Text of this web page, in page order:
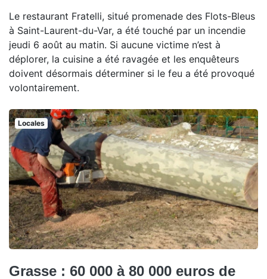
Le restaurant Fratelli, situé promenade des Flots-Bleus
à Saint-Laurent-du-Var, a été touché par un incendie
jeudi 6 août au matin. Si aucune victime n’est à
déplorer, la cuisine a été ravagée et les enquêteurs
doivent désormais déterminer si le feu a été provoqué
volontairement.
Locales
Grasse : 60 000 à 80 000 euros de